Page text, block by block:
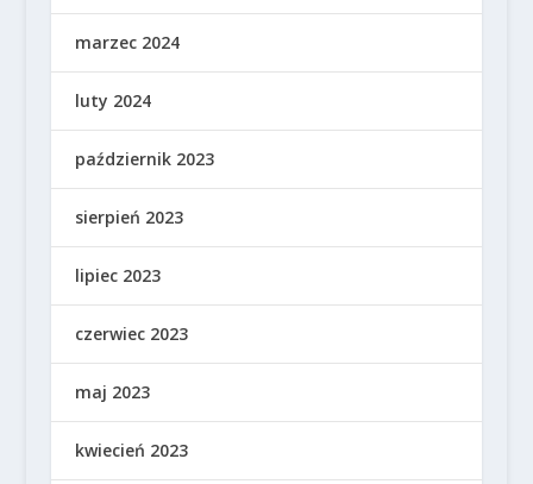
marzec 2024
luty 2024
październik 2023
sierpień 2023
lipiec 2023
czerwiec 2023
maj 2023
kwiecień 2023